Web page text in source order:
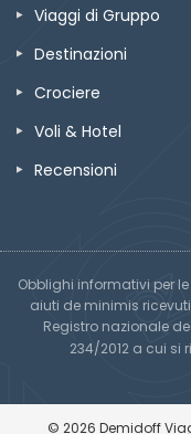
Viaggi di Gruppo
Destinazioni
Crociere
Voli & Hotel
Recensioni
Obblighi informativi per
aiuti de minimis
Registro nazionale
234/2012 a cui si
© 2026 Demidoff